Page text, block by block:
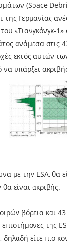
(Space
Γερμανίας
«Τιανγκόνγκ-
ανάμεσα στις
εκτός αυτών
υπάρξει
με την ESA, θα
είναι ακριβής.
βόρεια και 43
επιστήμονες της
είτε πιο